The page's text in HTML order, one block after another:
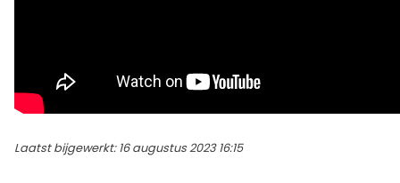
Laatst bijgewerkt: 16 augustus 2023 16:15